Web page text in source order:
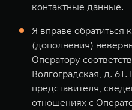
контактные данные.
Я вправе
(дополнения)
Оператору
Волгоградская, д.
представителя,
отношениях с